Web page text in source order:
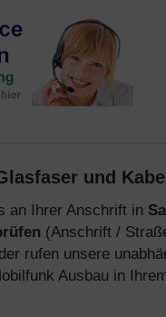
und Kabel
an Ihrer Anschrift in
(Anschrift /
rufen unsere
Ausbau in